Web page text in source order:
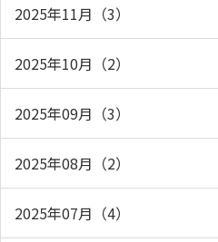
2025年11月（3）
2025年10月（2）
2025年09月（3）
2025年08月（2）
2025年07月（4）